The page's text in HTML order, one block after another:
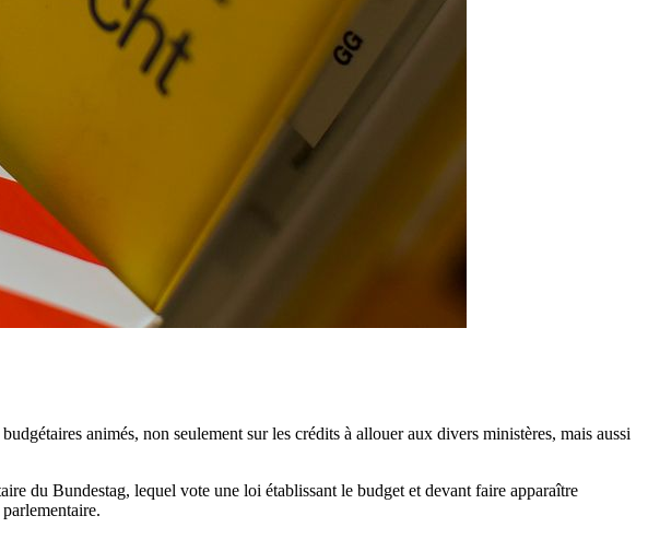
animés, non seulement sur les crédits à allouer aux divers ministères, mais aussi
du Bundestag, lequel vote une loi établissant le budget et devant faire apparaître